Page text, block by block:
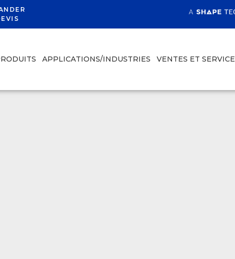
APPLICATIONS/INDUSTRIES VENTES ET SERVICE